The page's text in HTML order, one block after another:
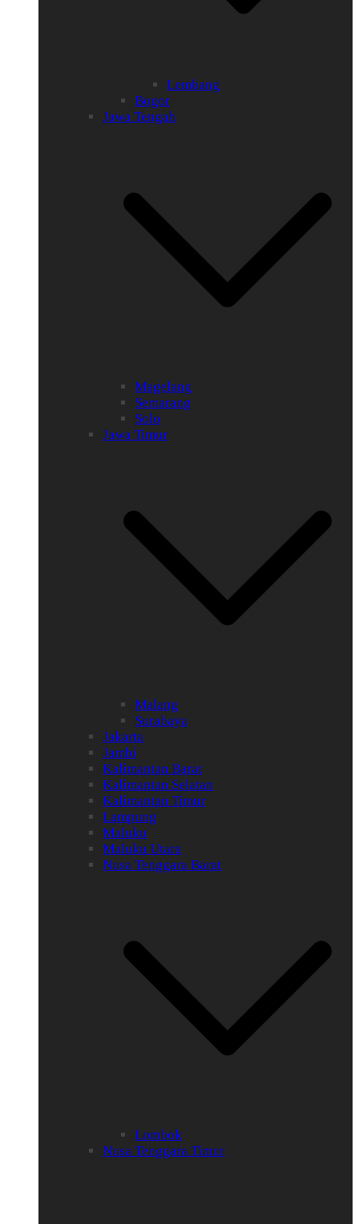
Lembang
Bogor
Jawa Tengah
Magelang
Semarang
Solo
Jawa Timur
Malang
Surabaya
Jakarta
Jambi
Kalimantan Barat
Kalimantan Selatan
Kalimantan Timur
Lampung
Maluku
Maluku Utara
Nusa Tenggara Barat
Lombok
Nusa Tenggara Timur